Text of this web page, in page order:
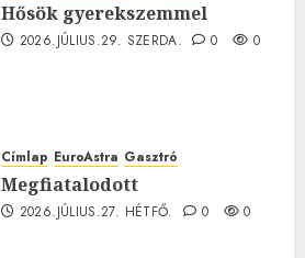
Hősök gyerekszemmel
2026.JÚLIUS.29. SZERDA. 0 0
Címlap EuroAstra Gasztró
Megfiatalodott
2026.JÚLIUS.27. HÉTFŐ. 0 0